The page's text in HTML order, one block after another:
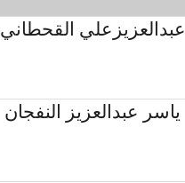
عبدالعزيزعلي القحطاني
ياسر عبدالعزيز النفجان